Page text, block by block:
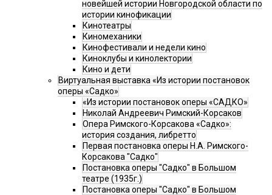
новейшей истории Новгородской области по
истории кинофикации
Кинотеатры
Киномеханики
Кинофестивали и недели кино
Киноклубы и кинолектории
Кино и дети
Виртуальная выставка «Из истории постановок
оперы «Садко»
«Из истории постановок оперы «САДКО»
Николай Андреевич Римский-Корсаков
Опера Римского-Корсакова «Садко»:
история создания, либретто
Первая постановка оперы Н.А. Римского-
Корсакова "Садко"
Постановка оперы "Садко" в Большом
театре (1935г.)
Постановка оперы "Садко" в Большом